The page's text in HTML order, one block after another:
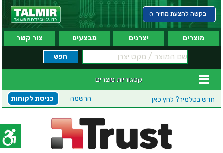
בקשה להצעת מחיר 0
מוצרים יצרנים מבצעים צור קשר
קטגוריות מוצרים
חדש בטלמיר? לחץ כאן כניסת לקוחות הרשמה